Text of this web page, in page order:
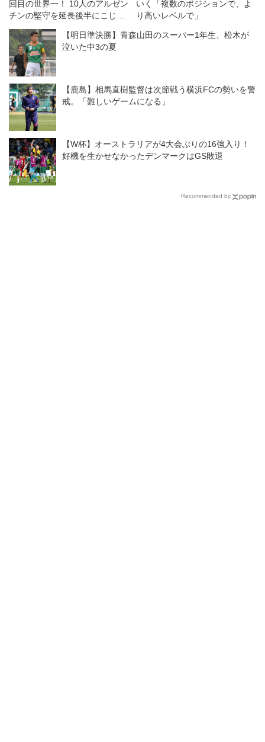
回目の世界一！ 10人のアルゼン
チンの堅守を延長後半にこじ開
ける
いく「複数のポジションで、よ
り高いレベルで」
【明日準決勝】青森山田のスーパー1年生、松木が
泣いた中3の夏
【鹿島】相馬直樹監督は次節戦う横浜FCの勢いを警
戒。「難しいゲームになる」
【W杯】オーストラリアが4大会ぶりの16強入り！
好機を生かせなかったデンマークはGS敗退
Recommended by